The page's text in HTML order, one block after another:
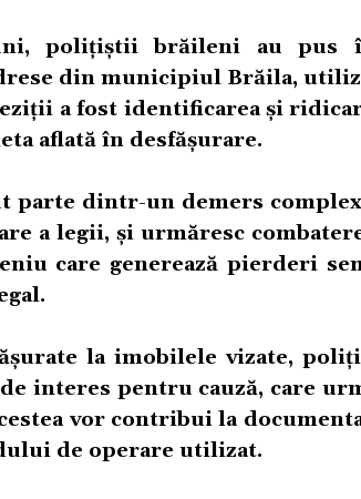
polițiștii brăileni au pus
din municipiul Brăila,
a fost identificarea și
aflată în desfășurare.
parte dintr-un demers
a legii, și urmăresc
care generează pierderi
la imobilele vizate,
interes pentru cauză, care
vor contribui la
de operare utilizat.